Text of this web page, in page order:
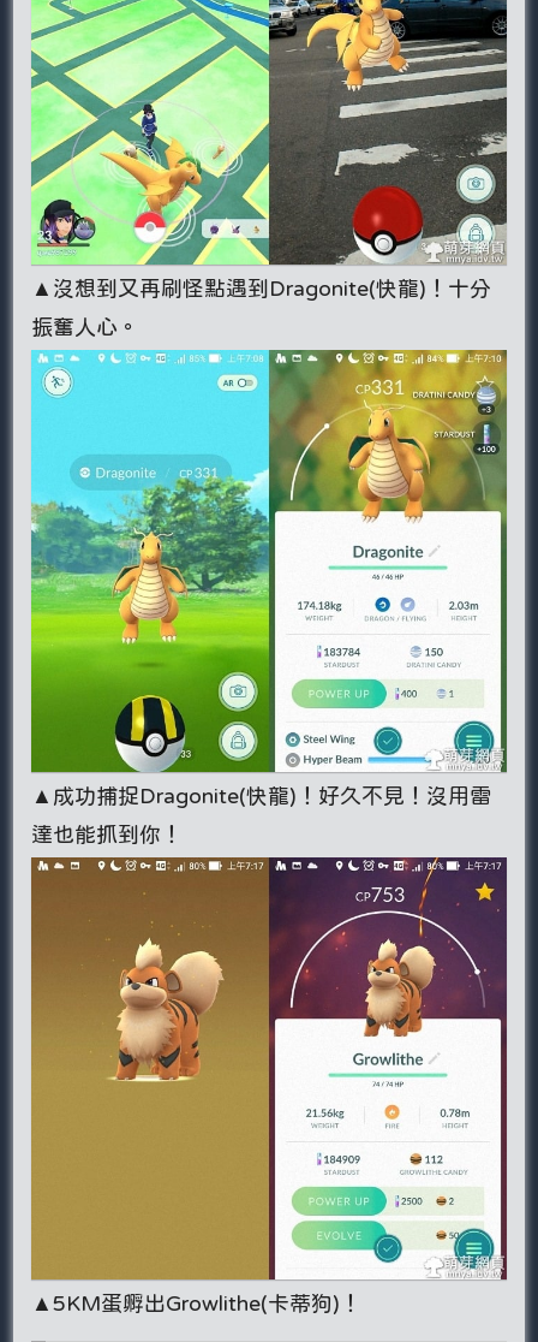
▲沒想到又再刷怪點遇到Dragonite(快龍)！十分
振奮人心。
▲成功捕捉Dragonite(快龍)！好久不見！沒用雷
達也能抓到你！
▲5KM蛋孵出Growlithe(卡蒂狗)！